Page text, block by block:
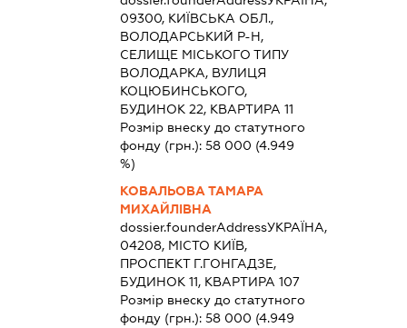
09300, КИЇВСЬКА ОБЛ.,
ВОЛОДАРСЬКИЙ Р-Н,
СЕЛИЩЕ МІСЬКОГО ТИПУ
ВОЛОДАРКА, ВУЛИЦЯ
КОЦЮБИНСЬКОГО,
БУДИНОК 22, КВАРТИРА 11
Розмір внеску до статутного
фонду (грн.):58 000 (4.949
%)
КОВАЛЬОВА ТАМАРА
МИХАЙЛІВНА
dossier.founderAddressУКРАЇНА,
04208, МІСТО КИЇВ,
ПРОСПЕКТ Г.ГОНГАДЗЕ,
БУДИНОК 11, КВАРТИРА 107
Розмір внеску до статутного
фонду (грн.):58 000 (4.949